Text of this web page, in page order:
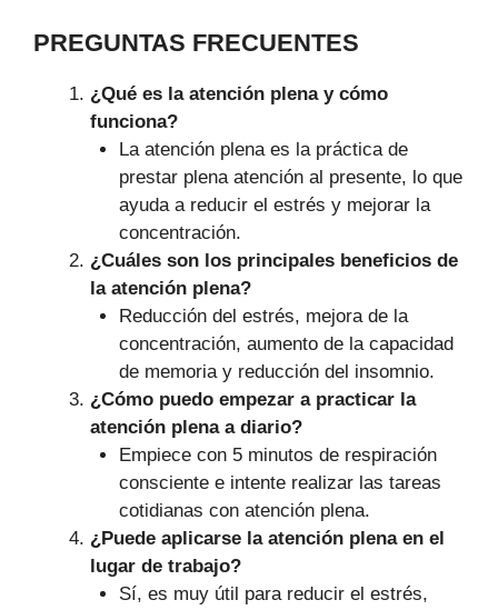
PREGUNTAS FRECUENTES
¿Qué es la atención plena y cómo
funciona?
La atención plena es la práctica de
prestar plena atención al presente, lo que
ayuda a reducir el estrés y mejorar la
concentración.
¿Cuáles son los principales beneficios de
la atención plena?
Reducción del estrés, mejora de la
concentración, aumento de la capacidad
de memoria y reducción del insomnio.
¿Cómo puedo empezar a practicar la
atención plena a diario?
Empiece con 5 minutos de respiración
consciente e intente realizar las tareas
cotidianas con atención plena.
¿Puede aplicarse la atención plena en el
lugar de trabajo?
Sí, es muy útil para reducir el estrés,